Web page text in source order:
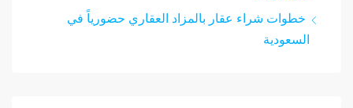
خطوات شراء عقار بالمزاد العقاري حضورياً في
السعودية